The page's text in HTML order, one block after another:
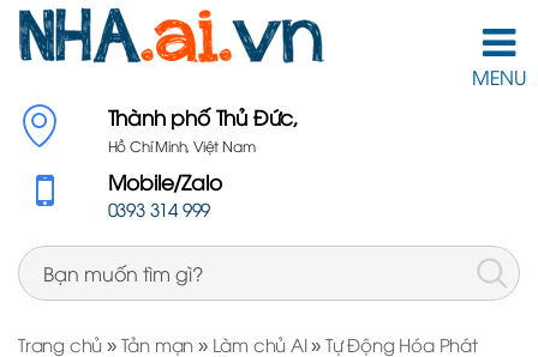
MENU
Thành phố Thủ Đức,
Hồ Chí Minh, Việt Nam
Mobile/Zalo
0393 314 999
Trang chủ » Tản mạn » Làm chủ AI»Tự Động Hóa Phát